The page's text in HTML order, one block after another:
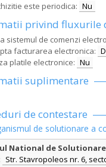
este periodica: Nu
privind fluxurile
sistemul de comenzi
facturarea electronica:
platile electronice: Nu
suplimentare
de contestare
de solutionare a
National de
Str. Stavropoleos nr. 6,